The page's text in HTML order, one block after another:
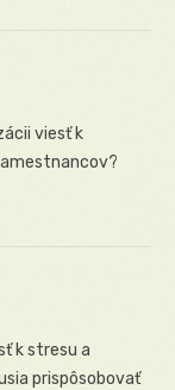
viesť k
k stresu a
prispôsobovať